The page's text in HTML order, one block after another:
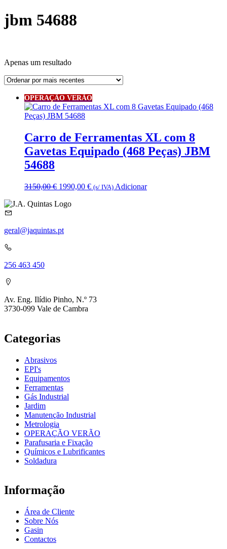
jbm 54688
Apenas um resultado
OPERAÇÃO VERÃO
Carro de Ferramentas XL com 8
Gavetas Equipado (468 Peças) JBM
54688
3150,00€ O
original
1990,00 €O(s/ IVA) Adicionar
geral@jaquintas.pt
256 463 450
Av. Eng. Ilídio Pinho, N.º 73
3730-099 Vale de Cambra
Categorias
Abrasivos
EPI's
Equipamentos
Ferramentas
Gás Industrial
Jardim
Manutenção Industrial
Metrologia
OPERAÇÃO VERÃO
Parafusaria e Fixação
Químicos e Lubrificantes
Soldadura
Informação
Área de Cliente
Sobre Nós
Gasin
Contactos